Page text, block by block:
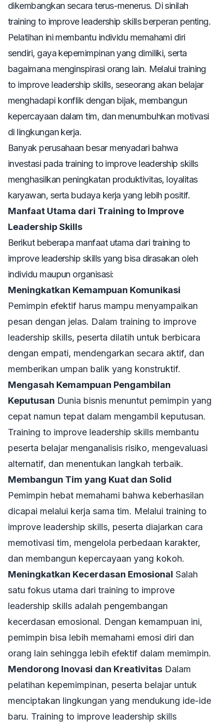
dikembangkan secara terus-menerus. Di sinilah
training to improve leadership skillsberperan penting.
Pelatihan ini membantu individu memahami diri
sendiri, gaya kepemimpinan yang dimiliki, serta
bagaimana menginspirasi orang lain. Melaluitraining
to improve leadership skills, seseorang akan belajar
menghadapi konflik dengan bijak, membangun
kepercayaan dalam tim, dan menumbuhkan motivasi
di lingkungan kerja.
Banyak perusahaan besar menyadari bahwa
investasi pada training to improve leadership skills
menghasilkan peningkatan produktivitas, loyalitas
karyawan, serta budaya kerja yang lebih positif.
Manfaat Utama dari Training to Improve
Leadership Skills
Berikut beberapa manfaat utama dari training to
improve leadership skillsyang bisa dirasakan oleh
individu maupun organisasi:
Meningkatkan Kemampuan Komunikasi
Pemimpin efektif harus mampu menyampaikan
pesan dengan jelas. Dalam training to improve
leadership skills, peserta dilatih untuk berbicara
dengan empati, mendengarkan secara aktif, dan
memberikan umpan balik yang konstruktif.
Mengasah Kemampuan Pengambilan
Keputusan Dunia bisnis menuntut pemimpin yang
cepat namun tepat dalam mengambil keputusan.
Training to improve leadership skills membantu
peserta belajar menganalisis risiko, mengevaluasi
alternatif, dan menentukan langkah terbaik.
Membangun Tim yang Kuat dan Solid
Pemimpin hebat memahami bahwa keberhasilan
dicapai melalui kerja sama tim. Melalui training to
improve leadership skills, peserta diajarkan cara
memotivasi tim, mengelola perbedaan karakter,
dan membangun kepercayaan yang kokoh.
Meningkatkan Kecerdasan Emosional Salah
satu fokus utama dari training to improve
leadership skills adalah pengembangan
kecerdasan emosional. Dengan kemampuan ini,
pemimpin bisa lebih memahami emosi diri dan
orang lain sehingga lebih efektif dalam memimpin.
Mendorong Inovasi dan Kreativitas Dalam
pelatihan kepemimpinan, peserta belajar untuk
menciptakan lingkungan yang mendukung ide-ide
baru. Training to improve leadership skills